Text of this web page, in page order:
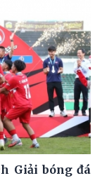
Giải bóng đá